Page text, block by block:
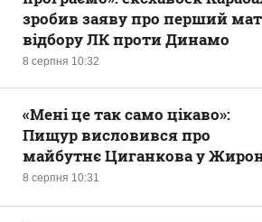
8 серпня 10:32
зробив заяву про перший
відбору ЛК проти Динамо
8 серпня 10:31
«Мені це так само цікаво»:
Пищур висловився про
майбутнє Циганкова у